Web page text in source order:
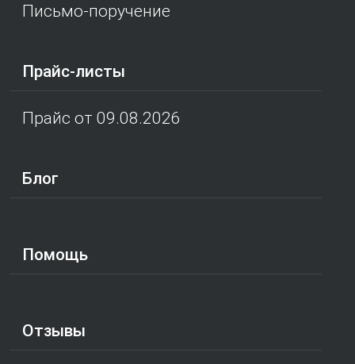
Письмо-поручение
Прайс-листы
Прайс от 09.08.2026
Блог
Помощь
Отзывы